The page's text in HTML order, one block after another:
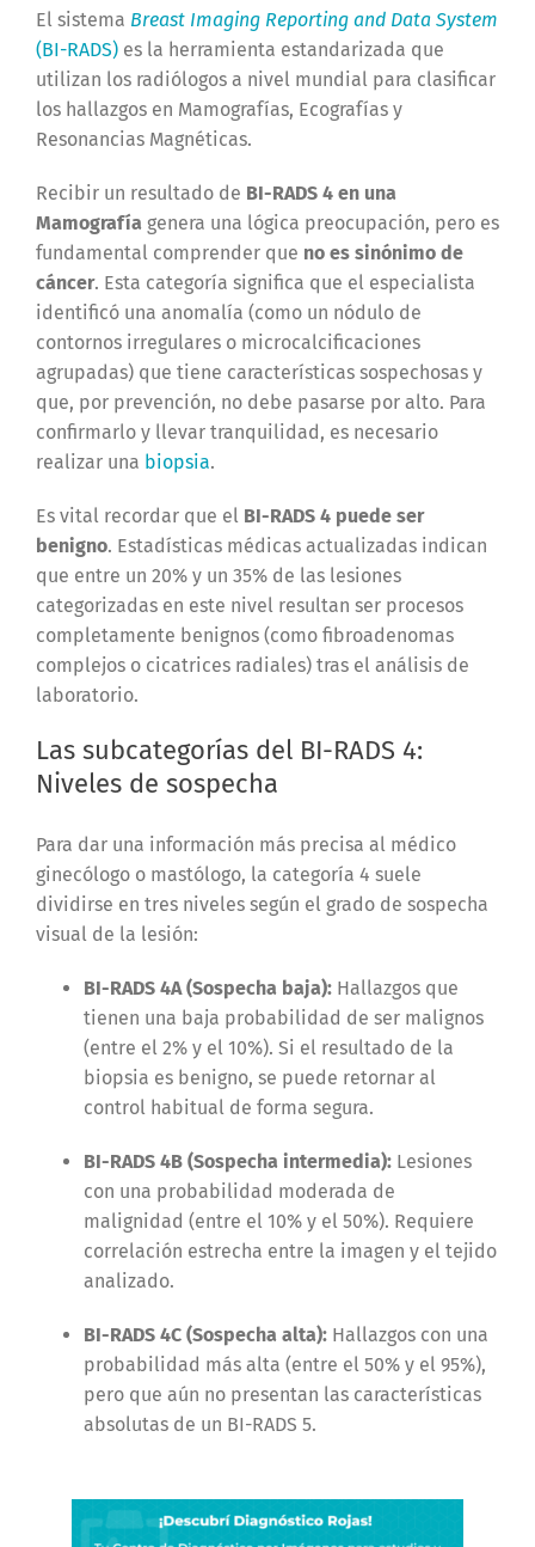
El sistema Breast Imaging Reporting and Data System
(BI-RADS)es la herramienta estandarizada que
utilizan los radiólogos a nivel mundial para clasificar
los hallazgos en Mamografías, Ecografías y
Resonancias Magnéticas.
Recibir un resultado de BI-RADS 4 en una
Mamografíagenera una lógica preocupación, pero es
fundamental comprender que no es sinónimo de
cáncer. Esta categoría significa que el especialista
identificó una anomalía (como un nódulo de
contornos irregulares o microcalcificaciones
agrupadas) que tiene características sospechosas y
que, por prevención, no debe pasarse por alto. Para
confirmarlo y llevar tranquilidad, es necesario
realizar una biopsia.
Es vital recordar que el BI-RADS 4 puede ser
benigno. Estadísticas médicas actualizadas indican
que entre un 20% y un 35% de las lesiones
categorizadas en este nivel resultan ser procesos
completamente benignos (como fibroadenomas
complejos o cicatrices radiales) tras el análisis de
laboratorio.
Las subcategorías del BI-RADS 4:
Niveles de sospecha
Para dar una información más precisa al médico
ginecólogo o mastólogo, la categoría 4 suele
dividirse en tres niveles según el grado de sospecha
visual de la lesión:
BI-RADS 4A (Sospecha baja):Hallazgos que
tienen una baja probabilidad de ser malignos
(entre el 2% y el 10%). Si el resultado de la
biopsia es benigno, se puede retornar al
control habitual de forma segura.
BI-RADS 4B (Sospecha intermedia):Lesiones
con una probabilidad moderada de
malignidad (entre el 10% y el 50%). Requiere
correlación estrecha entre la imagen y el tejido
analizado.
BI-RADS 4C (Sospecha alta):Hallazgos con una
probabilidad más alta (entre el 50% y el 95%),
pero que aún no presentan las características
absolutas de un BI-RADS 5.